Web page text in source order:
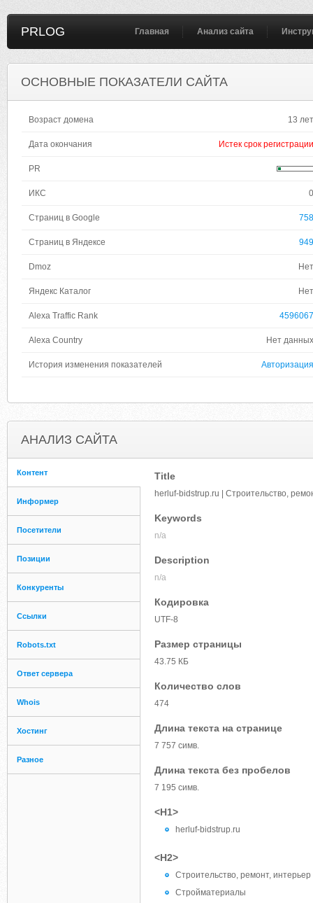
PRLOG Главная Анализ сайта
ОСНОВНЫЕ ПОКАЗАТЕЛИ САЙТА
Возраст домена 13 лет
Дата окончания Истек срок регистрации
PR
ИКС 0
Страниц в Google 758
Страниц в Яндексе 949
Dmoz Нет
Яндекс Каталог Нет
Alexa Traffic Rank 4596067
Alexa Country Нет данных
История изменения показателей Авторизация
АНАЛИЗ САЙТА
Контент
Информер
Посетители
Позиции
Конкуренты
Ссылки
Robots.txt
Ответ сервера
Whois
Хостинг
Разное
Title
herluf-bidstrup.ru | Строительство,
Keywords
n/a
Description
n/a
Кодировка
UTF-8
Размер страницы
43.75 КБ
Количество слов
474
Длина текста на странице
7 757 симв.
Длина текста без пробелов
7 195 симв.
<H1>
herluf-bidstrup.ru
<H2>
Строительство, ремонт, интерьер
Стройматериалы